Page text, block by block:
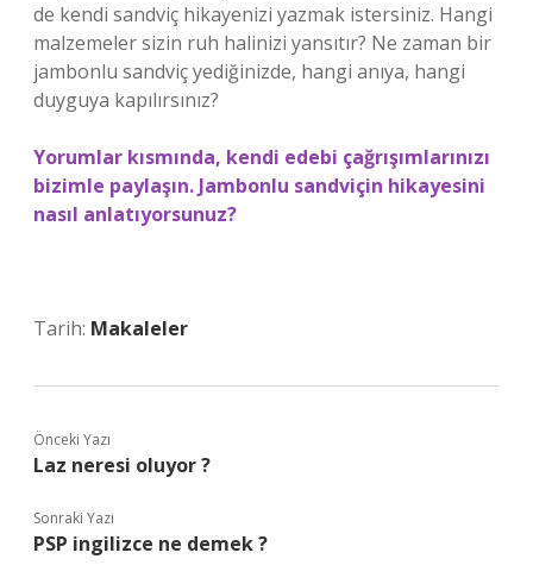
de kendi sandviç hikayenizi yazmak istersiniz. Hangi
malzemeler sizin ruh halinizi yansıtır? Ne zaman bir
jambonlu sandviç yediğinizde, hangi anıya, hangi
duyguya kapılırsınız?
Yorumlar kısmında, kendi edebi çağrışımlarınızı
bizimle paylaşın. Jambonlu sandviçin hikayesini
nasıl anlatıyorsunuz?
Tarih: Makaleler
Önceki Yazı
Laz neresi oluyor ?
Sonraki Yazı
PSP ingilizce ne demek ?